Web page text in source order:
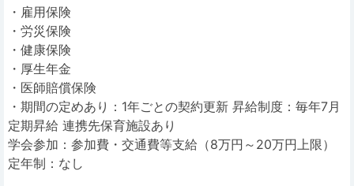
・雇用保険
・労災保険
・健康保険
・厚生年金
・医師賠償保険
・期間の定めあり：1年ごとの契約更新 昇給制度：毎年7月
定期昇給 連携先保育施設あり
学会参加：参加費・交通費等支給（8万円～20万円上限）
定年制：なし